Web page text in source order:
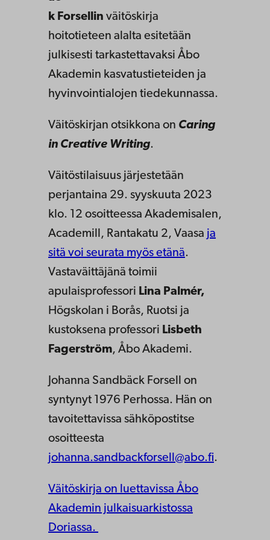
k Forsellin väitöskirja
hoitotieteen alalta esitetään
julkisesti tarkastettavaksi Åbo
Akademin kasvatustieteiden ja
hyvinvointialojen tiedekunnassa.
Väitöskirjan otsikkona on Caring
in Creative Writing.
Väitöstilaisuus järjestetään
perjantaina 29. syyskuuta 2023
klo. 12 osoitteessa Akademisalen,
Academill, Rantakatu 2, Vaasa ja
sitä voi seurata myös etänä.
Vastaväittäjänä toimii
apulaisprofessori Lina Palmér,
Högskolan i Borås, Ruotsi ja
kustoksena professori Lisbeth
Fagerström, Åbo Akademi.
Johanna Sandbäck Forsell on
syntynyt 1976 Perhossa. Hän on
tavoitettavissa sähköpostitse
osoitteesta
johanna.sandbackforsell@abo.fi.
Väitöskirja on luettavissa Åbo
Akademin julkaisuarkistossa
Doriassa.